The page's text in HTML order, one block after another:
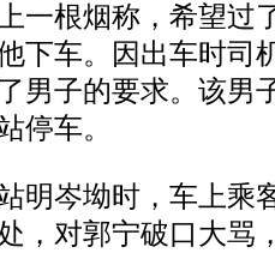
一根烟称，希望过
下车。因出车时司
男子的要求。该男
停车。
岑坳时，车上乘
，对郭宁破口大骂